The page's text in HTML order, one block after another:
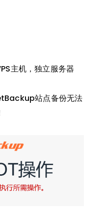
主机，独立服务器
站点备份无法